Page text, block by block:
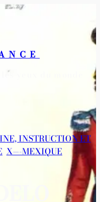
yeux du monde
INSTRUCTION ET
X—-MEXIQUE